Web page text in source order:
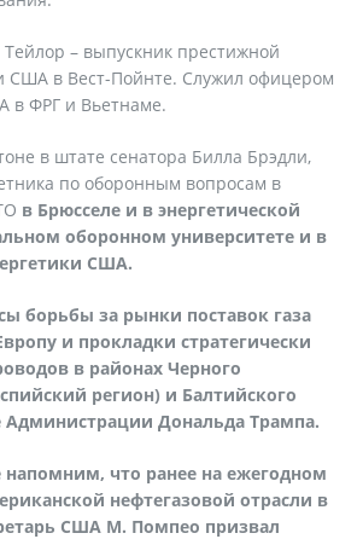
– выпускник престижной
США в Вест-Пойнте. Служил офицером
в ФРГ и Вьетнаме.
в штате сенатора Билла Брэдли,
по оборонным вопросам в
в Брюсселе и в энергетической
оборонном университете и в
США.
борьбы за рынки поставок газа
и прокладки стратегически
в районах Черного
регион) и Балтийского
Администрации Дональда Трампа.
напомним, что ранее на ежегодном
нефтегазовой отрасли в
США М. Помпео призвал